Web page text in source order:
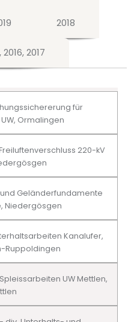
2018
2017
für
Ormalingen
220-kV
Geländerfundamente
Niedergösgen
Kanalufer,
Ruppoldingen
UW Mettlen,